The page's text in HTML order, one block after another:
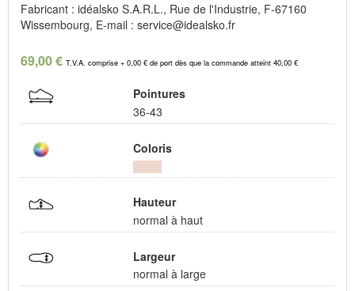
Fabricant : idéalsko S.A.R.L., Rue de l'Industrie, F-67160
Wissembourg, E-mail : service@idealsko.fr
69,00 € T.V.A. comprise + 0,00 € de port dès que la commande atteint 40,00 €
Pointures
36-43
Coloris
Hauteur
normal à haut
Largeur
normal à large